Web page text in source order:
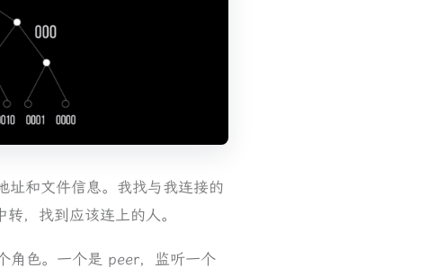
址和文件信息。我找与我连接的
，找到应该连上的人。
角色。一个是 peer，监听一个